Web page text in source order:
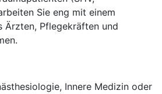
Sie eng mit einem
Ärzten, Pflegekräften und
Innere Medizin oder